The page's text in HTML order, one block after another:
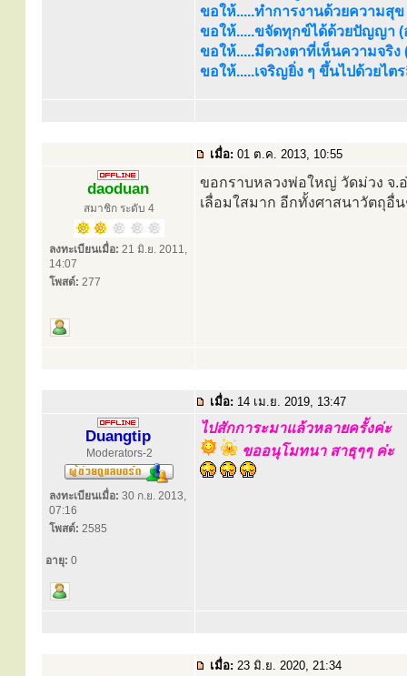
ขอให้.....ทำการงานด้วยความสุ
ขอให้.....ขจัดทุกข์ได้ด้วยปัญญา (
ขอให้.....มีดวงตาที่เห็นความจริ
ขอให้.....เจริญยิ่ง ๆ ขึ้นไปด้วยไ
เมื่อ: 01 ต.ค. 2013, 10:55
daoduan
สมาชิก ระดับ 4
ลงทะเบียนเมื่อ: 21 มิ.ย. 2011,
14:07
โพสต์: 277
ขอกราบหลวงพ่อใหญ่ วัดม่วง จ.
เลื่อมใสมาก อีกทั้งศาสนาวัตถุอื่
เมื่อ: 14 เม.ย. 2019, 13:47
Duangtip
Moderators-2
ลงทะเบียนเมื่อ: 30 ก.ย. 2013,
07:16
โพสต์: 2585
อายุ: 0
ไปสักการะมาแล้วหลายครั้งค่ะ
ขออนุโมทนา สาธุๆๆ ค่ะ
เมื่อ: 23 มิ.ย. 2020, 21:34